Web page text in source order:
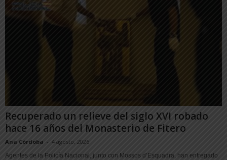
Recuperado un relieve del siglo XVI robado
hace 16 años del Monasterio de Fitero
Ana Córdoba - 4 agosto, 2026
Agentes de la Policía Nacional, junto con Mossos d’Esquadra, han entregado